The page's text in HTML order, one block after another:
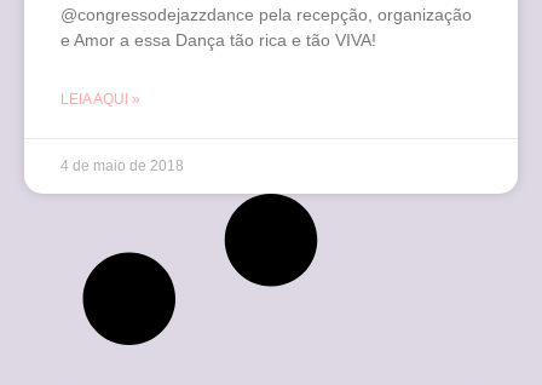
@congressodejazzdance pela recepção, organização
e Amor a essa Dança tão rica e tão VIVA!
LEIA AQUI »
4 de maio de 2018